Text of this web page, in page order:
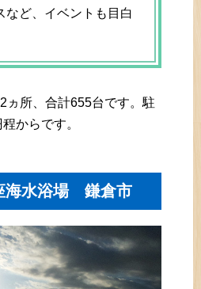
など、イベントも目白
ヵ所、合計655台です。駐
からです。
水浴場 鎌倉市